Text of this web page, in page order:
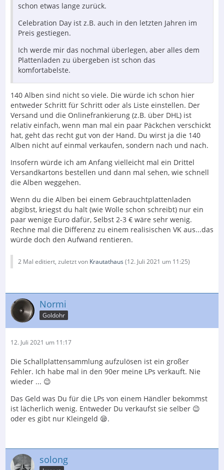
schon etwas lange zurück.
Celebration Day ist z.B. auch in den letzten Jahren im
Preis gestiegen.
Ich werde mir das nochmal überlegen, aber alles dem
Plattenladen zu übergeben ist schon das
komfortabelste.
140 Alben sind nicht so viele. Die würde ich schon hier
entweder Schritt für Schritt oder als Liste einstellen. Der
Versand und die Onlinefrankierung (z.B. über DHL) ist
relativ einfach, wenn man mal ein paar Päckchen verschickt
hat, geht das recht gut von der Hand. Du wirst ja die 140
Alben nicht auf einmal verkaufen, sondern nach und nach.
Insofern würde ich am Anfang vielleicht mal ein Drittel
Versandkartons bestellen und dann mal sehen, wie schnell
die Alben weggehen.
Wenn du die Alben bei einem Gebrauchtplattenladen
abgibst, kriegst du halt (wie Wolle schon schreibt) nur ein
paar wenige Euro dafür, Selbst 2-3 € wäre sehr wenig.
Rechne mal die Differenz zu einem realisischen VK aus...das
würde doch den Aufwand rentieren.
2 Mal editiert, zuletzt von Krautathaus (12. Juli 2021 um 11:25)
Normi
Goldohr
12. Juli 2021 um 11:17
Die Schallplattensammlung aufzulösen ist ein großer
Fehler. Ich habe mal in den 90er meine LPs verkauft. Nie
wieder ... 😉
Das Geld was Du für die LPs von einem Händler bekommst
ist lächerlich wenig. Entweder Du verkaufst sie selber 😉
oder es gibt nur Kleingeld 😪.
solong